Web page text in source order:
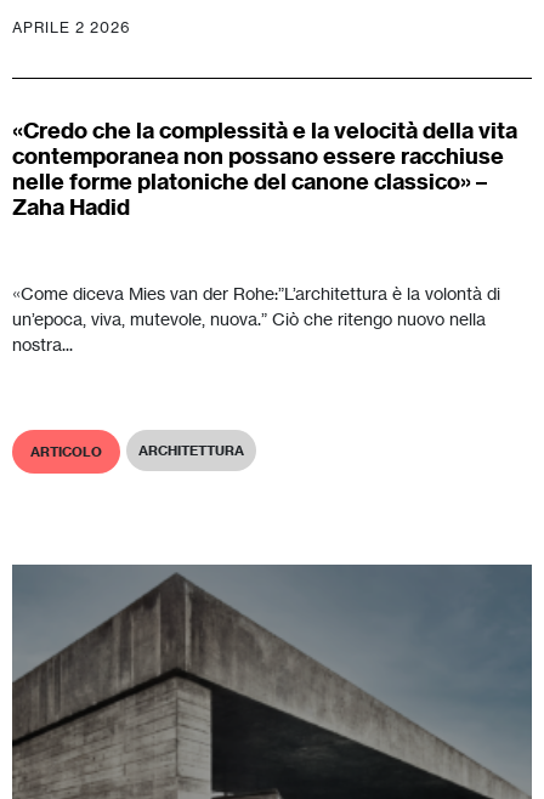
APRILE 2 2026
«Credo che la complessità e la velocità della vita
contemporanea non possano essere racchiuse
nelle forme platoniche del canone classico» –
Zaha Hadid
«Come diceva Mies van der Rohe:”L’architettura è la volontà di
un’epoca, viva, mutevole, nuova.” Ciò che ritengo nuovo nella
nostra...
ARTICOLO ARCHITETTURA